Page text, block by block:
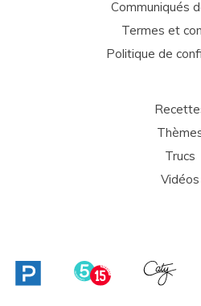
Communiqués
Termes et
Politique de
Trucs
Vidéos